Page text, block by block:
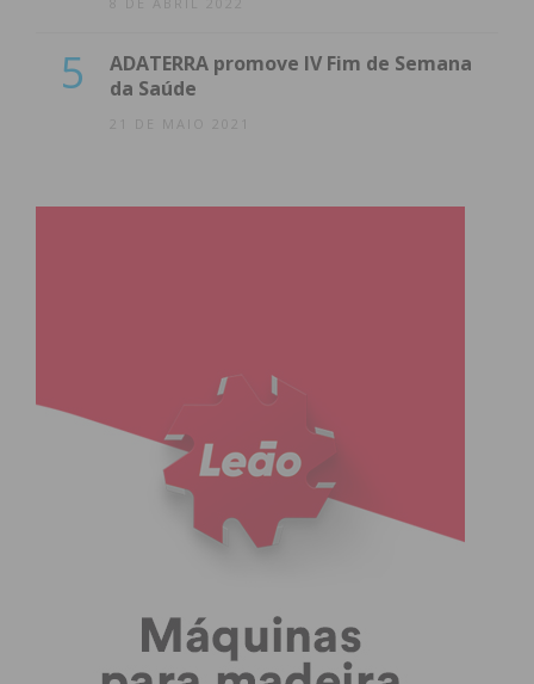
5
ADATERRA promove IV Fim de Semana
da Saúde
21 DE MAIO 2021